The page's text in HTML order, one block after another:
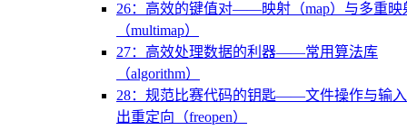
26：高效的键值对——映射（map）与多重映
（multimap）
27：高效处理数据的利器——常用算法库
（algorithm）
28：规范比赛代码的钥匙——文件操作与输
出重定向（freopen）